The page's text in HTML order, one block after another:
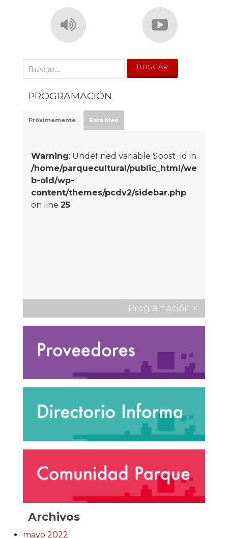
' . __('Search for:') . '
PROGRAMACIÓN
Próximamente Este Mes
Warning: Undefined variable $post_id in
/home/parquecultural/public_html/we
b-old/wp-
content/themes/pcdv2/sidebar.php
on line 25
Programación +
Archivos
mayo 2022